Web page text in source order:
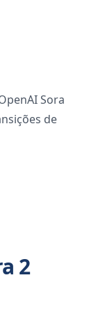
Sora
de
2